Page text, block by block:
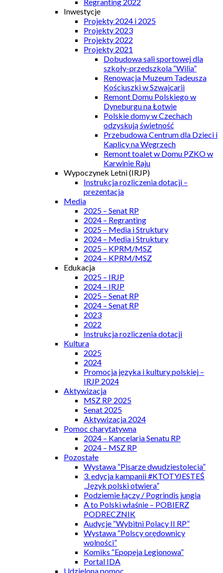
Inwestycje
Projekty 2024 i 2025
Projekty 2023
Projekty 2022
Projekty 2021
Dobudowa sali sportowej dla
szkoły-przedszkola “Wilia”
Renowacja Muzeum Tadeusza
Kościuszki w Szwajcarii
Remont Domu Polskiego w
Dyneburgu na Łotwie
Polskie domy w Czechach
odzyskują świetność
Przebudowa Centrum dla Dzieci i
Kaplicy na Węgrzech
Remont toalet w Domu PZKO w
Karwinie Raju
Wypoczynek Letni (IRJP)
Instrukcja rozliczenia dotacji –
prezentacja
Media
2025 – Senat RP
2024 – Regranting
2025 – Media i Struktury
2024 – Media i Struktury
2025 – KPRM/MSZ
2024 – KPRM/MSZ
Edukacja
2025 – IRJP
2024 – IRJP
2025 – Senat RP
2024 – Senat RP
2023
2022
Instrukcja rozliczenia dotacji
Kultura
2025
2024
Promocja języka i kultury polskiej –
IRJP 2024
Aktywizacja
MSZ RP 2025
Senat 2025
Aktywizacja 2024
Pomoc charytatywna
2024 – Kancelaria Senatu RP
2024 – MSZ RP
Pozostałe
Wystawa “Pisarze dwudziestolecia”
3. edycja kampanii #KTOTYJESTEŚ
„Język polski otwiera”
Podziemie łączy / Pogrindis jungia
A to Polski właśnie – POBIERZ
PODRECZNIK
Audycje “Wybitni Polacy II RP”
Wystawa “Polscy orędownicy
wolności”
Komiks “Epopeja Legionowa”
Portal IDA
Udzielona pomoc